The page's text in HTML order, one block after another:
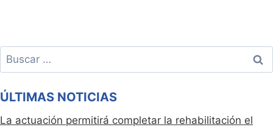
Buscar:
ÚLTIMAS NOTICIAS
La actuación permitirá completar la rehabilitación el